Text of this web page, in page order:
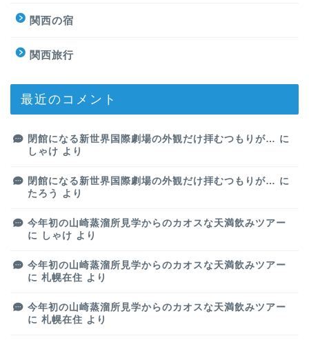
関西の宿
関西旅行
最近のコメント
閉館になる新世界国際劇場の外観だけ拝むつもりが… に
しゃけ より
閉館になる新世界国際劇場の外観だけ拝むつもりが… に
たろう
より
今年初の山崎蒸溜所見学からのカオスな天満飲みツアー
に
しゃけ より
今年初の山崎蒸溜所見学からのカオスな天満飲みツアー
に 札幌在住 より
今年初の山崎蒸溜所見学からのカオスな天満飲みツアー
に 札幌在住 より